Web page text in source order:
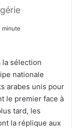
minute
la sélection
nationale
arabes unis pour
le premier face à
tard, les
la réplique aux